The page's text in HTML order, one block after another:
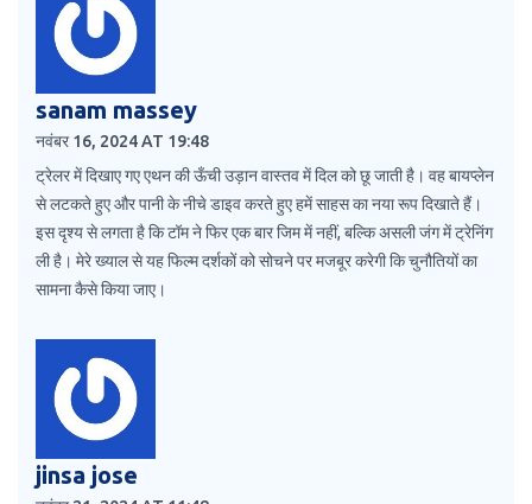
sanam massey
नवंबर 16, 2024 AT 19:48
ट्रेलर में दिखाए गए एथन की ऊँची उड़ान वास्तव में दिल को छू जाती है। वह बायप्लेन
से लटकते हुए और पानी के नीचे डाइव करते हुए हमें साहस का नया रूप दिखाते हैं।
इस दृश्य से लगता है कि टॉम ने फिर एक बार जिम में नहीं, बल्कि असली जंग में ट्रेनिंग
ली है। मेरे ख्याल से यह फिल्म दर्शकों को सोचने पर मजबूर करेगी कि चुनौतियों का
सामना कैसे किया जाए।
jinsa jose